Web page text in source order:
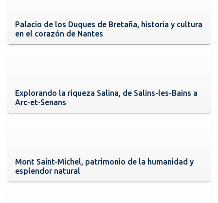
Palacio de los Duques de Bretaña, historia y cultura
en el corazón de Nantes
Explorando la riqueza Salina, de Salins-les-Bains a
Arc-et-Senans
Mont Saint-Michel, patrimonio de la humanidad y
esplendor natural